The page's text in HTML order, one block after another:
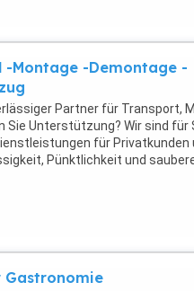
-Montage -Demontage -
Partner für Transport,
Sie Unterstützung? Wir sind für
für Privatkunden
Pünktlichkeit und
Unsere ...
Gastronomie